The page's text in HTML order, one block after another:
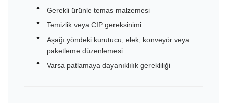
Gerekli ürünle temas malzemesi
Temizlik veya CIP gereksinimi
Aşağı yöndeki kurutucu, elek, konveyör veya
paketleme düzenlemesi
Varsa patlamaya dayanıklılık gerekliliği